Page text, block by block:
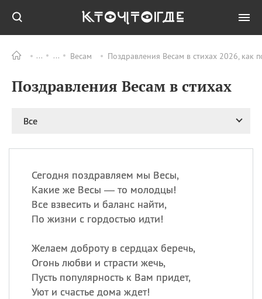
Весам Поздравления Весам в стихах 2026, как
Поздравления Весам в стихах
Все
Сегодня поздравляем мы Весы,
Какие же Весы — то молодцы!
Все взвесить и баланс найти,
По жизни с гордостью идти!
Желаем доброту в сердцах беречь,
Огонь любви и страсти жечь,
Пусть популярность к Вам придет,
Уют и счастье дома ждет!
ПРАЗДНИКИ Все
08.08 День «Счастье
День мира в Аугсбурге
великомученика
Пантелеймона –
покровителя всех
врачей и целителя
больных
Lovers Day)
ИМЕНА